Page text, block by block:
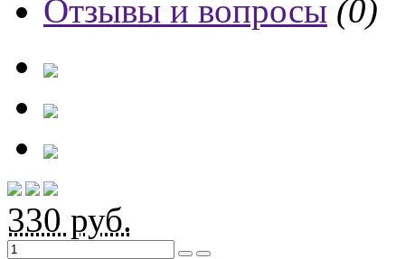
Отзывы и вопросы (0)
330 руб.